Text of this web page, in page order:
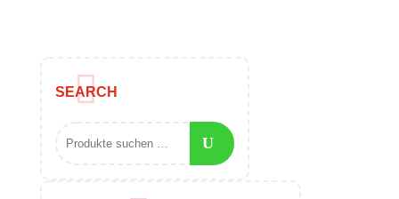
SEARCH